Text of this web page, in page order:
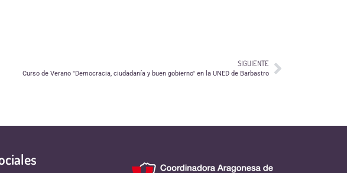
SIGUIENTE
Curso de Verano "Democracia, ciudadanía y buen gobierno" en la UNED de Barbastro